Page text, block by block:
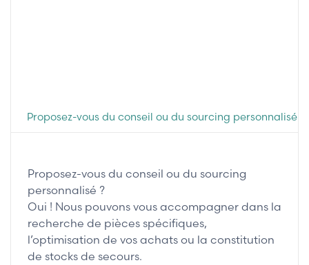
Proposez-vous du conseil ou du sourcing personnalisé ?
Proposez-vous du conseil ou du sourcing
personnalisé ?
Oui ! Nous pouvons vous accompagner dans la
recherche de pièces spécifiques,
l’optimisation de vos achats ou la constitution
de stocks de secours.